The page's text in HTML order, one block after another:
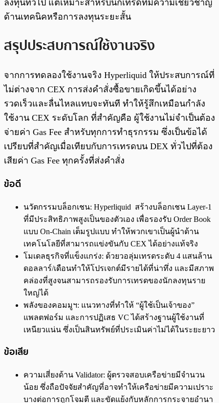
ลงทุนทั่วไป แต่เหมาะสำหรับนักเทรดที่มีความเชี่ยวชาญ
ด้านเทคนิคหรือการลงทุนระยะสั้น
สรุปประสบการณ์ใช้งานจริง
จากการทดลองใช้งานจริง Hyperliquid ให้ประสบการณ์ที่
ไม่ต่างจาก CEX การส่งคำสั่งซื้อขายเกิดขึ้นได้อย่าง
รวดเร็วและลื่นไหลแทบจะทันที ทำให้รู้สึกเหมือนกำลัง
ใช้งาน CEX ระดับโลก ที่สำคัญคือ ผู้ใช้งานไม่จำเป็นต้อง
จ่ายค่า Gas Fee สำหรับทุกการทำธุรกรรม ซึ่งเป็นข้อได้
เปรียบที่สำคัญเมื่อเทียบกับการเทรดบน DEX ทั่วไปที่ต้อง
เสียค่า Gas Fee ทุกครั้งที่ส่งคำสั่ง
ข้อดี
นวัตกรรมบล็อกเชน: Hyperliquid สร้างบล็อกเชน Layer-1
ที่มีประสิทธิภาพสูงเป็นของตัวเอง เพื่อรองรับ Order Book
แบบ On-Chain เต็มรูปแบบ ทำให้พวกเขาเป็นผู้นำด้าน
เทคโนโลยีที่สามารถแข่งขันกับ CEX ได้อย่างแท้จริง
โมเดลธุรกิจที่แข็งแกร่ง: ด้วยวอลุ่มเทรดระดับ 4 แสนล้าน
ดอลลาร์/เดือนทำให้โปรเจกต์มีรายได้ที่น่าทึ่ง และมีสภาพ
คล่องที่สูงจนสามารถรองรับการเทรดของนักลงทุนราย
ใหญ่ได้
พลังของคอมมูฯ: แนวทางที่ทำให้ “ผู้ใช้เป็นเจ้าของ”
แพลตฟอร์ม และการปฏิเสธ VC ได้สร้างฐานผู้ใช้งานที่
เหนียวแน่น ซึ่งเป็นสินทรัพย์ที่ประเมินค่าไม่ได้ในระยะยาว
ข้อเสีย
ความเสี่ยงด้าน Validator: ผู้ตรวจสอบเครือข่ายมีจำนวน
น้อย ซึ่งถือปัจจัยสำคัญที่อาจทำให้เครือข่ายมีความเปราะ
บางต่อการถูกโจมตี และขัดแย้งกับหลักการกระจายอำนา